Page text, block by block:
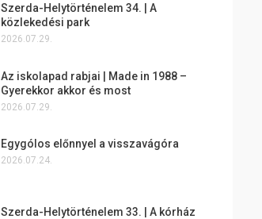
Szerda-Helytörténelem 34. | A
közlekedési park
2026.07.29.
Az iskolapad rabjai | Made in 1988 –
Gyerekkor akkor és most
2026.07.29.
Egygólos előnnyel a visszavágóra
2026.07.24.
Szerda-Helytörténelem 33. | A kórház